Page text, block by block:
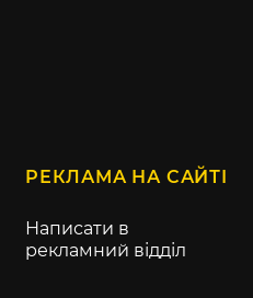
РЕКЛАМА НА САЙТІ
Написати в
рекламний відділ